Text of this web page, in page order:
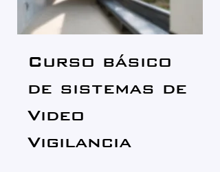
Curso básico
de sistemas de
Video
Vigilancia